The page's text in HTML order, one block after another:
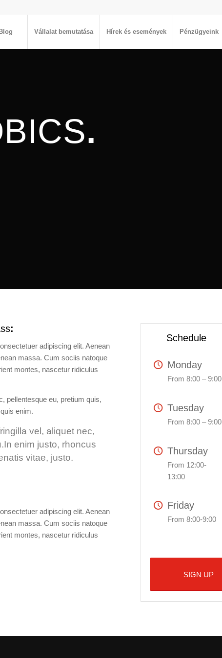
Blog Vállalat bemutatása Hírek és események Pénzügyeink
.
:
adipiscing elit. Aenean
massa. Cum sociis natoque
montes, nascetur ridiculus
pellentesque eu, pretium quis,
enim.
vel, aliquet nec,
enim justo, rhoncus
vitae, justo.
adipiscing elit. Aenean
massa. Cum sociis natoque
montes, nascetur ridiculus
Schedule
Monday
From 8:00 – 9:00
Tuesday
From 8:00 – 9:00
Thursday
From 12:00-
13:00
Friday
From 8:00-9:00
SIGN UP